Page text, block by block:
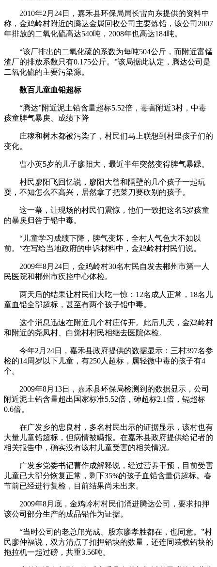
2010年2月24日，嘉禾县环保局局长雷向东提供的资料中
称，金鸡岭村附近的腾达金属回收公司主要炼铅，该公司2007
年排放的二氧化硫高达540吨，2008年也高达184吨。
“该厂排出的二氧化硫的系数为每吨504公斤，而附近富锰
渣厂的排放系数只有0.175公斤。”该局据此认定，腾达公司是
二氧化硫的主要污染源。
数百儿童血铅超标
“腾达”附近泥土铅含量超标5.52倍，毒害附近3村，中毒
孩童脾气暴戾、成绩下降
庄稼和树木都被污染了，村民们马上联想到村里孩子们的
变化。
曹小英5岁的儿子廖阳大，最近半年突然变得脾气暴躁。
村民廖阳飞回忆说，廖阳大曾和隔壁的几个孩子一起玩
耍，不知怎么不高兴，居然拿了把菜刀要砍别的孩子。
这一幕，让现场的村民们震惊，他们一致把这名5岁孩童
的暴戾归咎于铅中毒。
“儿童学习成绩下降，脾气变坏，全村人气色大不如以
前。”在写给当地政府的申诉材料中，金鸡岭村村民们说。
2009年8月24日，金鸡岭村30名村民自发去郴州市第一人
民医院和郴州市疾控中心体检。
两天后的结果让村民们大吃一惊：12名成人正常，18名儿
童血铅全部超标，甚至有两个孩子铅中毒。
这个消息迅速在附近几个村庄传开。此后几天，金鸡岭村
和附近的尧凤村、白觉村村民相继去医院体检。
今年2月24日，嘉禾县政府提供的数据显示：三村397名参
检的14周岁以下儿童，有250人超标，属轻微中毒的孩子有4
个。
2009年8月13日，嘉禾县环保局检测到的数据显示，公司
附近泥土铅含量超出国家标准5.52倍，砷超标2.1倍，镉超标
0.6倍。
在广发乡的忠良村，多名村民出示的证据显示，该村也有
大量儿童铅超标，但病情被瞒报。在嘉禾县政府提供给记者的
相关报告中，确实没有该村儿童受害的相关情况。
广发乡党委书记曹作成解释说，经过营养干预，目前受害
儿童已大部分恢复正常，剩下35%的孩子血铅含量仍超标。春
节前已经进行复检，目前结果尚未出来。
2009年8月底，金鸡岭村村民们涌进腾达公司，要求扣押
该公司部分生产的成品铅作为证据。
“当时公司的老总邝光成、股东廖孝胜都在，也同意。”村
民廖仲福说，双方清点了扣押铅块的数量，还连同装载铅块的
拖拉机一起过磅，共重3.56吨。